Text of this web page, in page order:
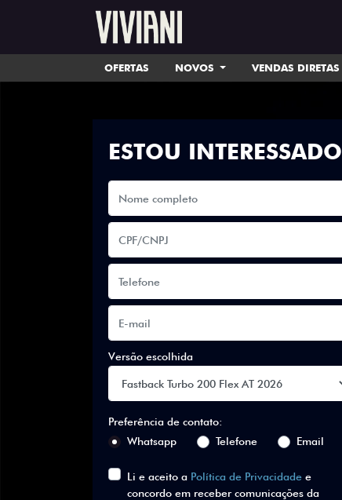
OFERTAS NOVOS VENDAS DIRETAS
ESTOU INTERESSADO
Versão escolhida
Preferência de contato:
Whatsapp
Telefone Email
Li e aceito a Política de Privacidade e
concordo em receber comunicações da